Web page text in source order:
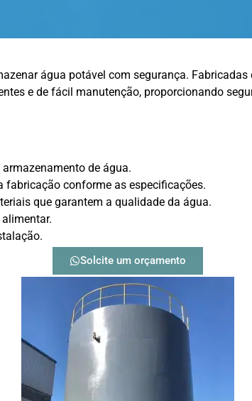
água potável com segurança.
e de fácil manutenção, proporcionando
de água.
fabricação conforme as especificações.
que garantem a qualidade da água.
Solcite um orçamento